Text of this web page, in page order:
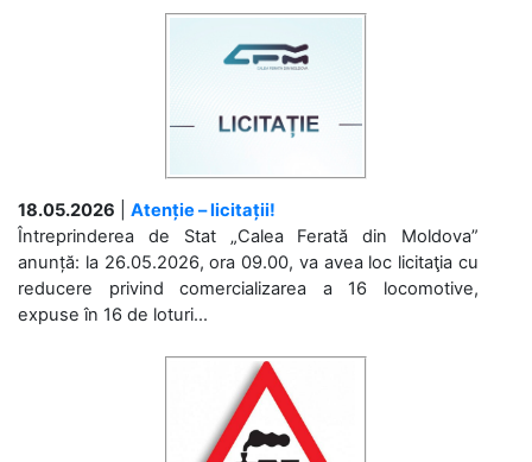
18.05.2026
Atenție – licitații!
Întreprinderea de Stat „Calea Ferată din Moldova”
anunță: la 26.05.2026, ora 09.00, va avea loc licitaţia cu
reducere privind comercializarea a 16 locomotive,
expuse în 16 de loturi...